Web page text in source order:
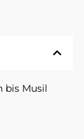
bis Musil